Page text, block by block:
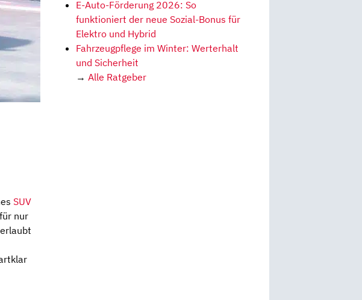
SUV
für nur
E-Auto-Förderung 2026: So
funktioniert der neue Sozial-Bonus für
Elektro und Hybrid
Fahrzeugpflege im Winter: Werterhalt
und Sicherheit
→ Alle Ratgeber